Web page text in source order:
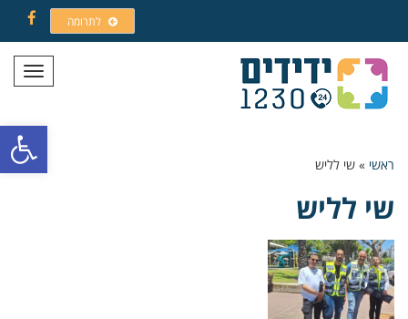
פתח
לתרומה
תפריט
ראשי » שי לליש
שי לליש